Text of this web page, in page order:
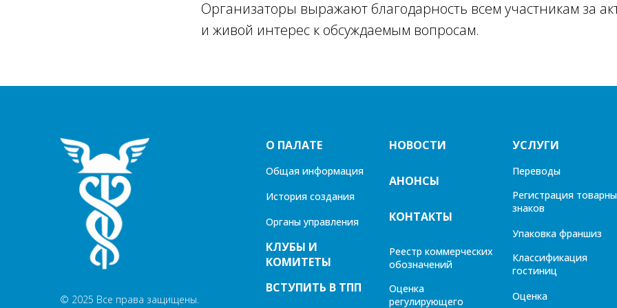
Организаторы выражают благодарность всем участникам за
и живой интерес к обсуждаемым вопросам.
© 2025 Все права защищены.
О ПАЛАТЕ
Общая информация
История создания
Органы управления
КЛУБЫ И
КОМИТЕТЫ
ВСТУПИТЬ В ТПП
НОВОСТИ
АНОНСЫ
КОНТАКТЫ
Реестр коммерческих
обозначений
Оценка
регулирующего
УСЛУГИ
Переводы
Регистрация
знаков
Упаковка франшиз
Классификация
гостиниц
Оценка